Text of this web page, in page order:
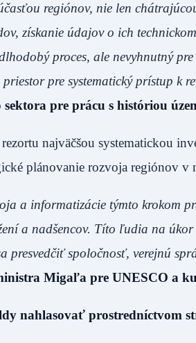
regiónov, nie len
získanie údajov o ich
proces, ale nevyhnutný
pre systematický prístup k
pre prácu s históriou
najväčšou systematickou
plánovanie rozvoja regiónov v
a informatizácie týmto krokom
a nadšencov. Títo ľudia na
presvedčiť spoločnosť, verejnú
Migaľa pre UNESCO a
nahlasovať prostredníctvom